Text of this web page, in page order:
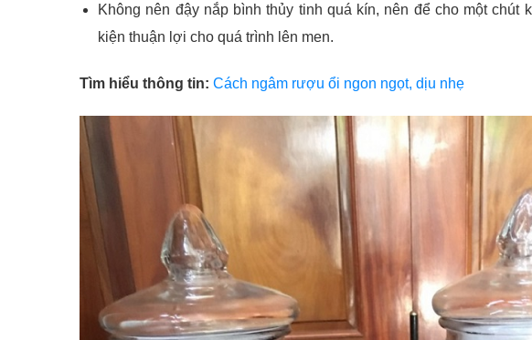
Không nên đậy nắp bình thủy tinh quá kín, nên để cho một chút
kiện thuận lợi cho quá trình lên men.
Tìm hiểu thông tin: Cách ngâm rượu ổi ngon ngọt, dịu nhẹ